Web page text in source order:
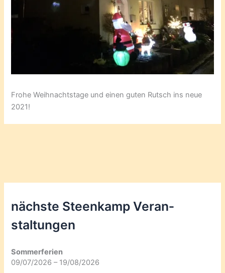
Frohe Weihnachtstage und einen guten Rutsch ins neue
2021!
nächste Steenkamp Veran­
staltungen
Sommerferien
09/07/2026 – 19/08/2026